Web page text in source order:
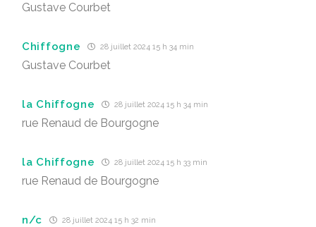
Gustave Courbet
Chiffogne 28 juillet 2024 15 h 34 min
Gustave Courbet
la Chiffogne 28 juillet 2024 15 h 34 min
rue Renaud de Bourgogne
la Chiffogne 28 juillet 2024 15 h 33 min
rue Renaud de Bourgogne
n/c 28 juillet 2024 15 h 32 min